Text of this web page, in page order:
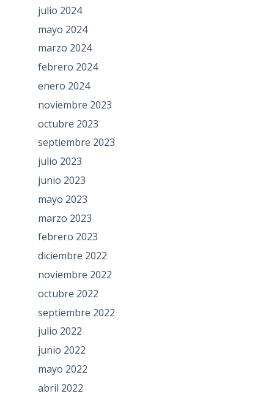
julio 2024
mayo 2024
marzo 2024
febrero 2024
enero 2024
noviembre 2023
octubre 2023
septiembre 2023
julio 2023
junio 2023
mayo 2023
marzo 2023
febrero 2023
diciembre 2022
noviembre 2022
octubre 2022
septiembre 2022
julio 2022
junio 2022
mayo 2022
abril 2022